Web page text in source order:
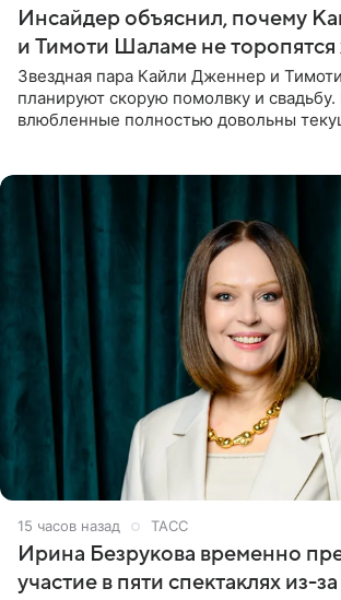
Инсайдер объяснил, почему
и Тимоти Шаламе не торопятся
Звездная пара Кайли Дженнер и
планируют скорую помолвку и
влюбленные полностью довольны
15 часов назад ТАСС
Ирина Безрукова временно
участие в пяти спектаклях из-